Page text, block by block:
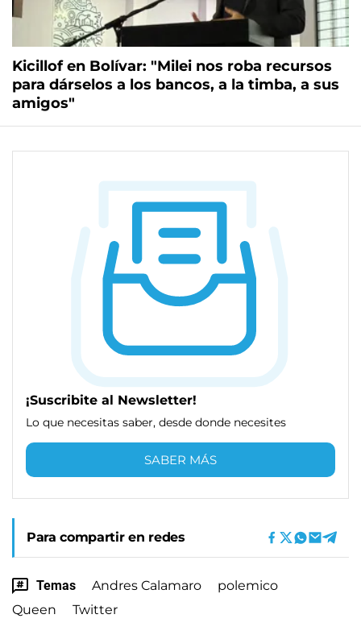
Kicillof en Bolívar: "Milei nos roba recursos
para dárselos a los bancos, a la timba, a sus
amigos"
¡Suscribite al Newsletter!
Lo que necesitas saber, desde donde necesites
SABER MÁS
Para compartir en redes
Temas Andres Calamaro
polemico
Queen
Twitter